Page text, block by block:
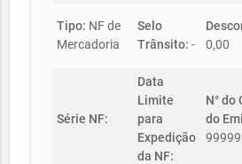
Tipo: NF de
Mercadoria
Selo
Trânsito: -
0,00
Série NF:
Data
Limite
para
Expedição
da NF:
N° do
do